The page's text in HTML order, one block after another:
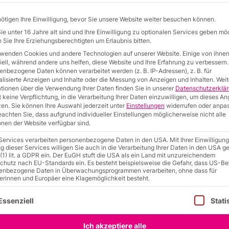
für ein Projekt erfragt werden.PDF
Ihre Einwilligung, bevor Sie unsere Website weiter besuchen können.
unter 16 Jahre alt sind und Ihre Einwilligung zu optionalen Services geben
Sie Ihre Erziehungsberechtigten um Erlaubnis bitten.
Cookies und andere Technologien auf unserer Website. Einige von
während andere uns helfen, diese Website und Ihre Erfahrung zu verbessern.
Daten können verarbeitet werden (z. B. IP-Adressen), z. B. für
Anzeigen und Inhalte oder die Messung von Anzeigen und Inhalten.
über die Verwendung Ihrer Daten finden Sie in unserer
keine Verpflichtung, in die Verarbeitung Ihrer Daten einzuwilligen, um dieses
Sie können Ihre Auswahl jederzeit unter Einstellungen widerrufen oder
Sie, dass aufgrund individueller Einstellungen möglicherweise nicht alle
der Website verfügbar sind.
verarbeiten personenbezogene Daten in den USA. Mit Ihrer
dieser Services willigen Sie auch in die Verarbeitung Ihrer Daten in den USA
lit. a GDPR ein. Der EuGH stuft die USA als ein Land mit unzureichendem
nach EU-Standards ein. Es besteht beispielsweise die Gefahr, dass US-
Daten in Überwachungsprogrammen verarbeiten, ohne dass für
und Europäer eine Klagemöglichkeit besteht.
eine Liste der Service-Gruppen, für die eine Einwilligung erteilt
Ich akzeptiere alle